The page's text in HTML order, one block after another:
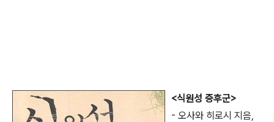
<식원성 증후군>
- 오사와 히로시 지음,